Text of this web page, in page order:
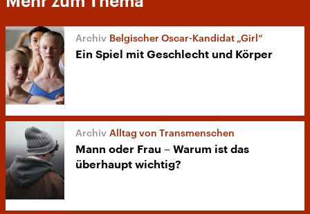
Belgischer Oscar-Kandidat „Girl“
Ein Spiel mit Geschlecht und Körper
Alltag von Transmenschen
Mann oder Frau – Warum ist das
überhaupt wichtig?